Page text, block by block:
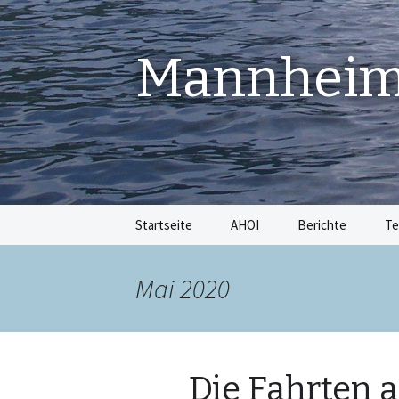
Startseite AHOI Berichte
Mai 2020
Die Fahrten